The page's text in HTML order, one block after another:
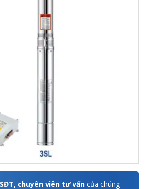
SĐT, chuyên viên tư vấn của chúng